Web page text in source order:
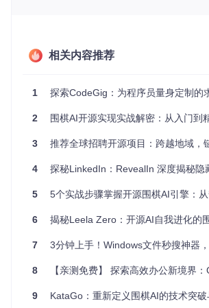
优化求职策略。
项目特点
用户友好
：简洁明了的界面使得操作直观
定制化：可以根据个人喜好调整布局，创
跨平台：适应桌面和移动设备，随时随地
全。
其他服务。
想要开始你的高效求职之旅吗？现在就访问
代码，请不要犹豫，直接加入我们的社区吧
相关内容推荐
1 探索CodeGig：为程序员量身定制的
2 围棋AI开源实现实战解密：从入门到精通的7大核
3 推荐全球招聘开源项目：跨越地域，
4 探秘LinkedIn：RevealIn 深度揭秘隐
5 5个实战步骤掌握开源围棋AI引擎：
6 揭秘Leela Zero：开源AI自我进化的
7 3分钟上手！Windows文件秒搜神器，
8 【亲测免费】 探索高效办公新境界：GeekDesk
9 KataGo：重新定义围棋AI的技术突破